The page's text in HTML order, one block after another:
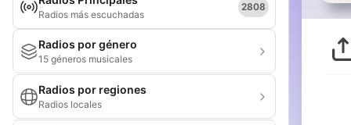
Radios más escuchadas
2808
Radios por género
15 géneros musicales
Radios por regiones
Radios locales